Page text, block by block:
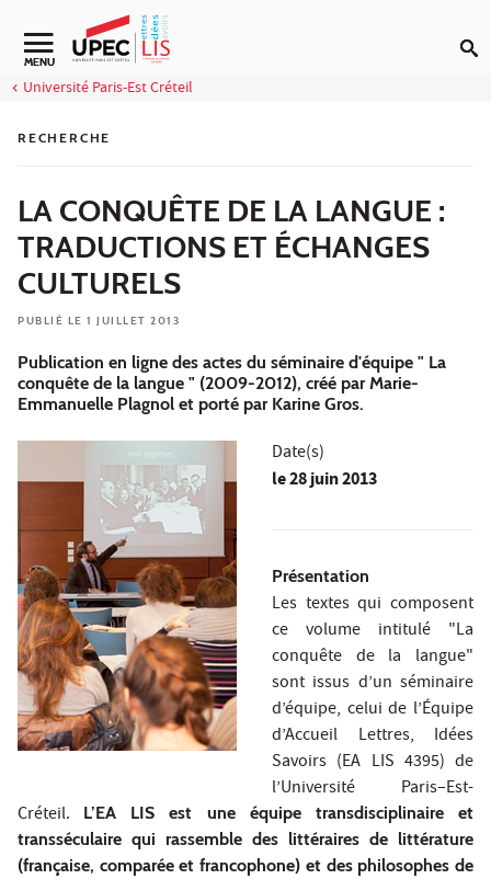
Aller au contenu
MENU
Université Paris-Est Créteil
RECHERCHE
LA CONQUÊTE DE LA LANGUE :
TRADUCTIONS ET ÉCHANGES
CULTURELS
PUBLIÉ LE 1 JUILLET 2013
Publication en ligne des actes du séminaire d'équipe " La
conquête de la langue " (2009-2012), créé par Marie-
Emmanuelle Plagnol et porté par Karine Gros.
Date(s)
le28 juin 2013
Présentation
Les textes qui composent
ce volume intitulé "La
conquête de la langue"
sont issus d’un séminaire
d’équipe, celui de l’Équipe
d’Accueil Lettres, Idées
Savoirs (EA LIS 4395) de
l’Université Paris–Est-
Créteil.
L’EA LIS est une équipe transdisciplinaire et
transséculaire qui rassemble des littéraires de littérature
(française, comparée et francophone) et des philosophes de